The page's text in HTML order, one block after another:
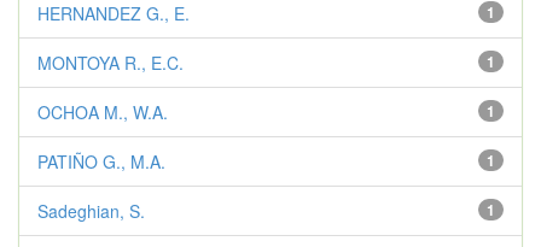
1
HERNANDEZ G., E.
1
MONTOYA R., E.C.
1
OCHOA M., W.A.
1
PATIÑO G., M.A.
1
Sadeghian, S.